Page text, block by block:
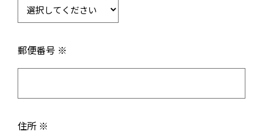
郵便番号 ※
住所 ※